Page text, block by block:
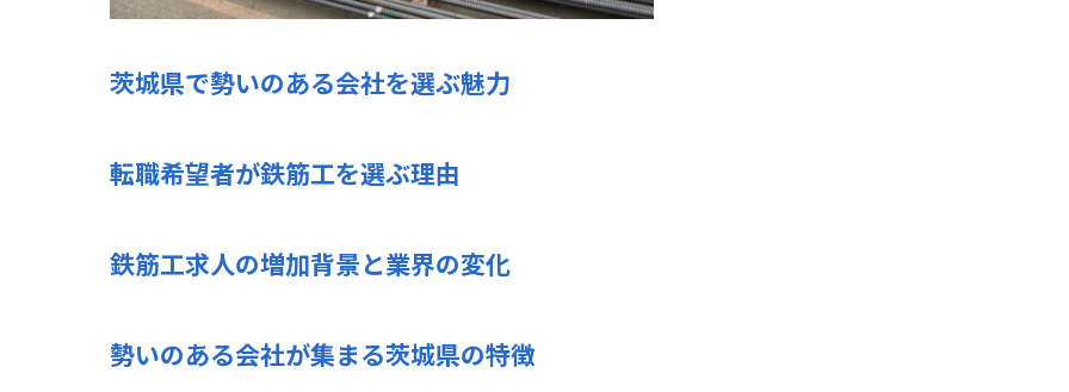
高収入目指す鉄筋工の転職ポイント
茨城県で勢いのある会社を選ぶ魅力
転職希望者が鉄筋工を選ぶ理由
鉄筋工求人の増加背景と業界の変化
勢いのある会社が集まる茨城県の特徴